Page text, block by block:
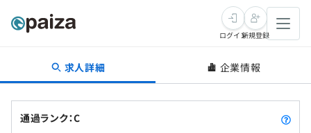
転職・キャリア
ログイン新規登録
求人詳細 企業情報
通過ランク：C